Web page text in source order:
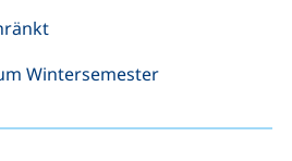
Wintersemester